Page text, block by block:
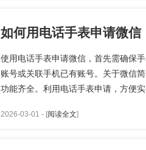
如何用电话手表申请微信
使用电话手表申请微信，首先需确保
账号或关联手机已有账号。关于微信
功能齐全。利用电话手表申请，方便
2026-03-01 - [阅读全文]